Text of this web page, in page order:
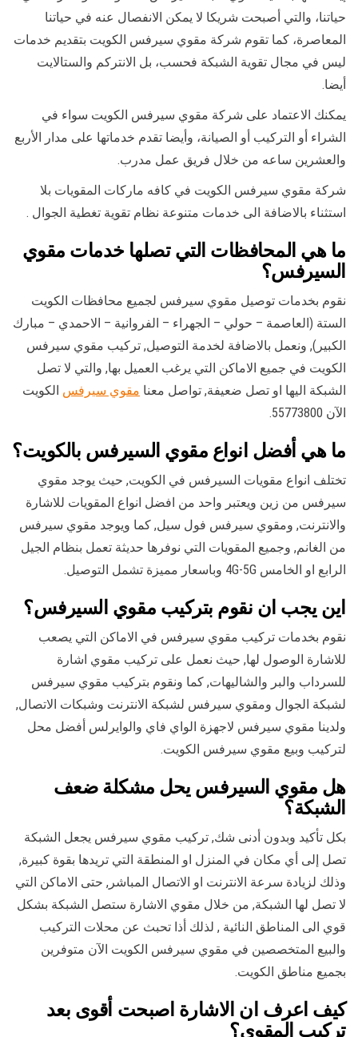
حياتنا، والتي أصبحت شريكا لا يمكن الانفصال عنه في حياتنا
المعاصرة، كما تقوم شركة مقوي سيرفس الكويت بتقديم خدمات
ليس في مجال تقوية الشبكة فحسب، بل الانتركم والستالايت
أيضا.
يمكنك الاعتماد على شركة مقوي سيرفس الكويت سواء في
الشراء أو التركيب أو الصيانة، وأيضا تقدم خدماتها على مدار الأربع
والعشرين ساعه من خلال فريق عمل مدرب.
شركة مقوي سيرفس الكويت في كافه ماركات المقويات بلا
استثناء بالاضافة الى خدمات متنوعة نظام تقوية تغطية الجوال .
ما هي المحافظات التي تصلها خدمات مقوي
السيرفس؟
نقوم بخدمات توصيل مقوي سيرفس لجميع محافظات الكويت
الستة (العاصمة – حولي – الجهراء – الفروانية – الاحمدي – مبارك
الكبير), ونعمل بالاضافة لخدمة التوصيل, تركيب مقوي سيرفس
الكويت في جميع الاماكن التي يرغب العميل بها, والتي لا تصل
الشبكة اليها او تصل ضعيفة, تواصل معنا مقوي سيرفس الكويت
الآن 55773800.
ما هي أفضل انواع مقوي السيرفس بالكويت؟
تختلف انواع مقويات السيرفس في الكويت, حيث يوجد مقوي
سيرفس من زين ويعتبر واحد من افضل انواع المقويات للاشارة
والانترنت, ومقوي سيرفس فول سيل, كما ويوجد مقوي سيرفس
من الغانم, وجميع المقويات التي نوفرها حديثة تعمل بنظام الجيل
الرابع او الخامس 4G-5G وباسعار مميزة تشمل التوصيل.
اين يجب ان نقوم بتركيب مقوي السيرفس؟
نقوم بخدمات تركيب مقوي سيرفس في الاماكن التي يصعب
للاشارة الوصول لها, حيث نعمل على تركيب مقوي اشارة
للسرداب والبر والشاليهات, كما ونقوم بتركيب مقوي سيرفس
لشبكة الجوال ومقوي سيرفس لشبكة الانترنت وشبكات الاتصال,
ولدينا مقوي سيرفس لاجهزة الواي فاي والوايرلس أفضل محل
لتركيب وبيع مقوي سيرفس الكويت.
هل مقوي السيرفس يحل مشكلة ضعف
الشبكة؟
بكل تأكيد وبدون أدنى شك, تركيب مقوي سيرفس يجعل الشبكة
تصل إلى أي مكان في المنزل او المنطقة التي تريدها بقوة كبيرة,
وذلك لزيادة سرعة الانترنت او الاتصال المباشر, حتى الاماكن التي
لا تصل لها الشبكة, من خلال مقوي الاشارة ستصل الشبكة بشكل
قوي الى المناطق النائية , لذلك أذا تحبث عن محلات التركيب
والبيع المتخصصين في مقوي سيرفس الكويت الآن متوفرين
بجميع مناطق الكويت.
كيف اعرف ان الاشارة اصبحت أقوى بعد
تركيب المقوي؟